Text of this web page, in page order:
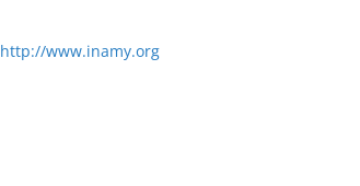
http://www.inamy.org